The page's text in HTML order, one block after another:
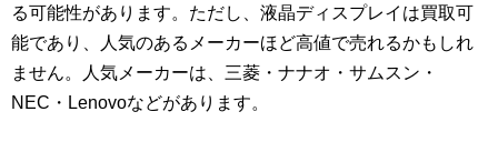
る可能性があります。ただし、液晶ディスプレイは買取可
能であり、人気のあるメーカーほど高値で売れるかもしれ
ません。人気メーカーは、三菱・ナナオ・サムスン・
NEC・Lenovoなどがあります。